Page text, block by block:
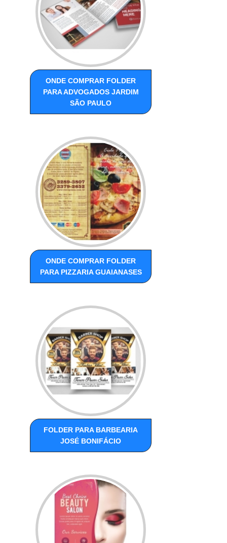
ONDE COMPRAR FOLDER
PARA ADVOGADOS JARDIM
SÃO PAULO
ONDE COMPRAR FOLDER
PARA PIZZARIA GUAIANASES
FOLDER PARA BARBEARIA
JOSÉ BONIFÁCIO